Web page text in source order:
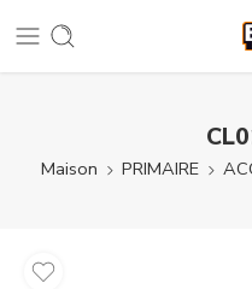
Maison PRIMAIRE